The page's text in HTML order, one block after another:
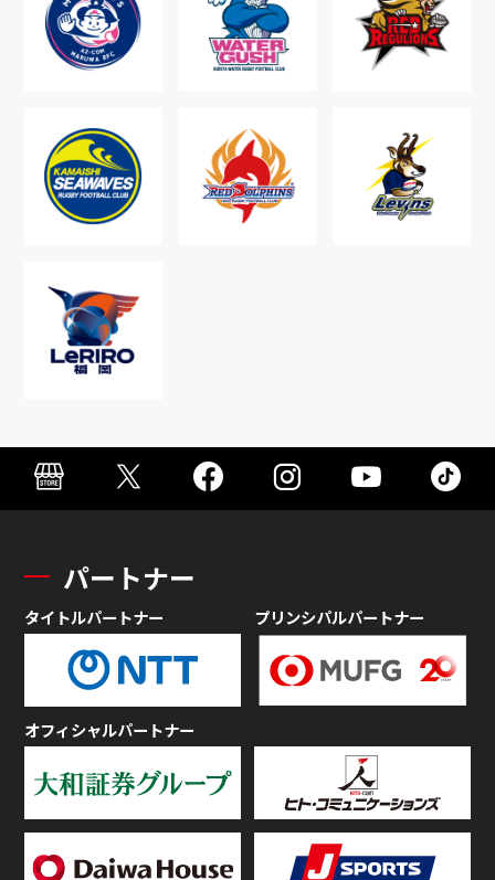
パートナー
タイトルパートナー プリンシパルパートナー
オフィシャルパートナー